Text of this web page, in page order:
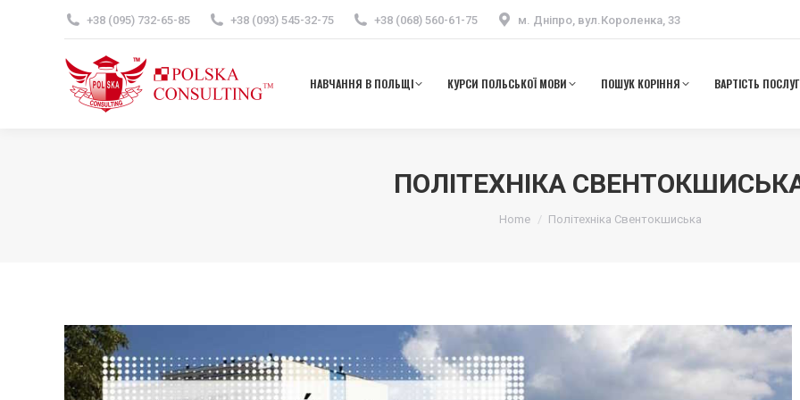
+38 (095) 732-65-85 +38 (093) 545-32-75 +38 (068) 560-61-75 м. Дніпро, вул.Короленка, 33
НАВЧАННЯ В ПОЛЬЩІ КУРСИ ПОЛЬСЬКОЇ МОВИ ПОШУК КОРІННЯ ВАРТІСТЬ ПОСЛУГ
ПОЛІТЕХНІКА
Ви тут:
Home Політехніка Свентокшиська